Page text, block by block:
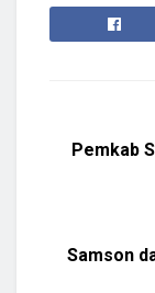
Pemkab
Samson